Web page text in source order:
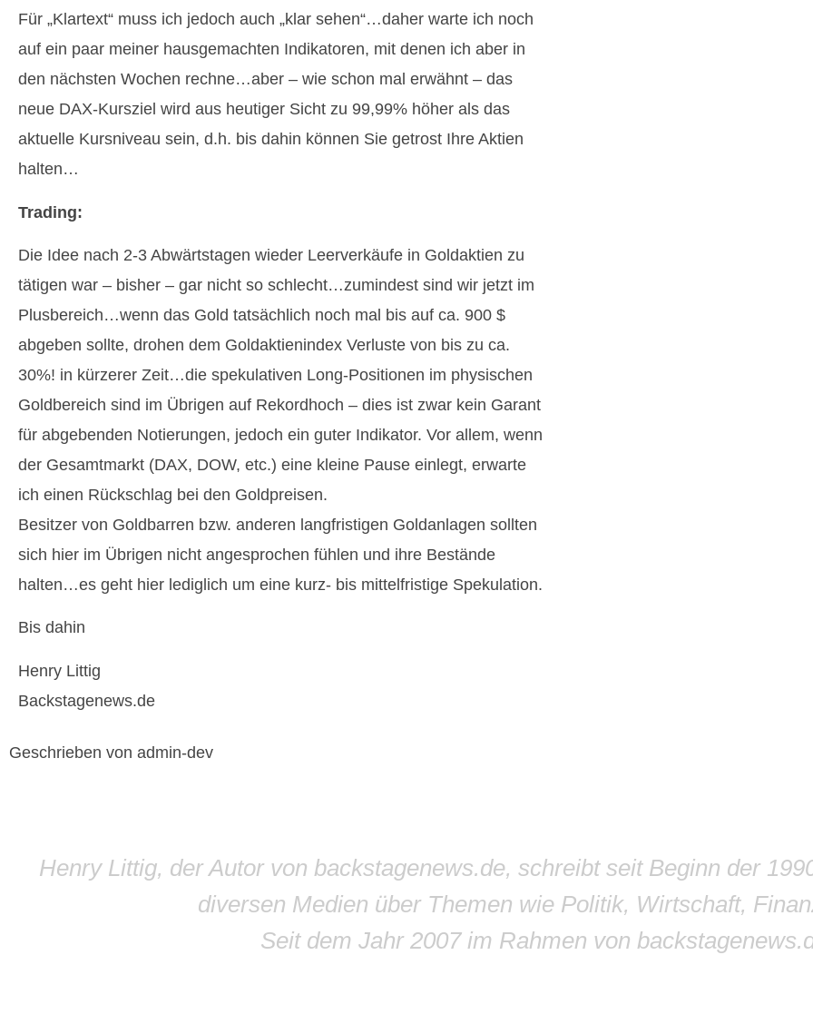
Für „Klartext“ muss ich jedoch auch „klar sehen“…daher warte ich noch
auf ein paar meiner hausgemachten Indikatoren, mit denen ich aber in
den nächsten Wochen rechne…aber – wie schon mal erwähnt – das
neue DAX-Kursziel wird aus heutiger Sicht zu 99,99% höher als das
aktuelle Kursniveau sein, d.h. bis dahin können Sie getrost Ihre Aktien
halten…
Trading:
Die Idee nach 2-3 Abwärtstagen wieder Leerverkäufe in Goldaktien zu
tätigen war – bisher – gar nicht so schlecht…zumindest sind wir jetzt im
Plusbereich…wenn das Gold tatsächlich noch mal bis auf ca. 900 $
abgeben sollte, drohen dem Goldaktienindex Verluste von bis zu ca.
30%! in kürzerer Zeit…die spekulativen Long-Positionen im physischen
Goldbereich sind im Übrigen auf Rekordhoch – dies ist zwar kein Garant
für abgebenden Notierungen, jedoch ein guter Indikator. Vor allem, wenn
der Gesamtmarkt (DAX, DOW, etc.) eine kleine Pause einlegt, erwarte
ich einen Rückschlag bei den Goldpreisen.
Besitzer von Goldbarren bzw. anderen langfristigen Goldanlagen sollten
sich hier im Übrigen nicht angesprochen fühlen und ihre Bestände
halten…es geht hier lediglich um eine kurz- bis mittelfristige Spekulation.
Bis dahin
Henry Littig
Backstagenews.de
Geschrieben von admin-dev
Henry Littig, der Autor von backstagenews.de, schreibt seit Beginn der
diversen Medien über Themen wie Politik, Wirtschaft,
Seit dem Jahr 2007 im Rahmen von